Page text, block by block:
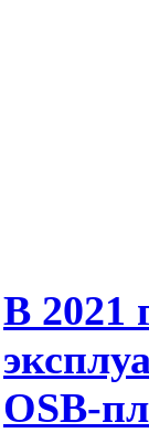
В 2021
OSB-